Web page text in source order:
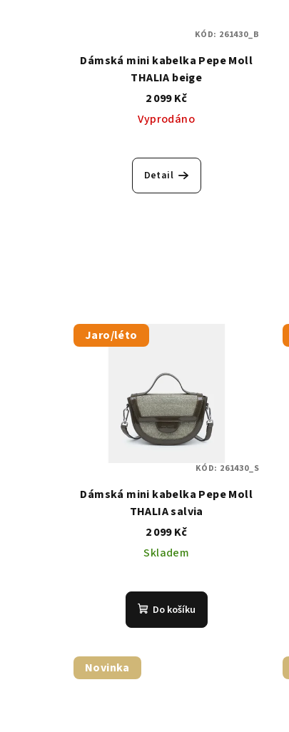
Dámská mini kabelka Pepe Moll
THALIA beige
2 099 Kč
Vyprodáno
Detail
KÓD: 261430_B
Jaro/léto
Dámská mini kabelka Pepe Moll
THALIA salvia
2 099 Kč
Skladem
Do košíku
KÓD: 261430_S
Novinka